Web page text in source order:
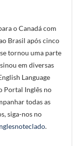
o Canadá com
Brasil após cinco
tornou uma parte
em diversas
Language
Portal Inglês no
todas as
siga-nos no
.